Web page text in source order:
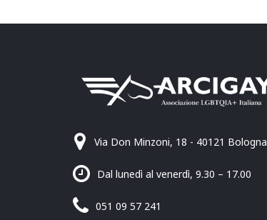
Via Don Minzoni, 18 - 40121 Bologna
Dal lunedì al venerdì, 9.30 – 17.00
051 09 57 241